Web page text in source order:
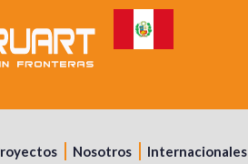
Nosotros Internacionales